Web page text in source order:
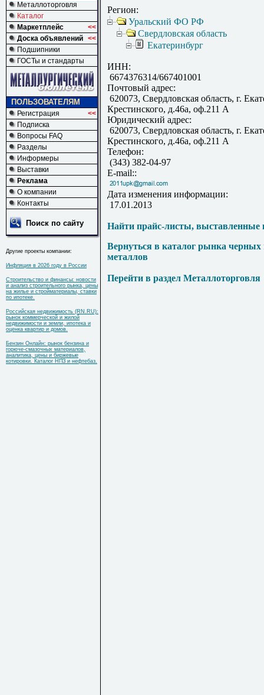
Металлоторговля
Каталог
Маркетплейс
<<
Доска объявлений <<
Подшипники
ГОСТы и стандарты
ПОЛЬЗОВАТЕЛЯМ
Регистрация
<<
Подписка
Вопросы FAQ
Разделы
Информеры
Выставки
Реклама
О компании
Контакты
Поиск по сайту
Другие проекты компании:
Инфляция в 2026 году в России
Строительство и финансы: новости
и анализ строительного рынка, цены
на жилье и стройматериалы, ставки
по ипотеке.
Российская недвижимость (RN.RU):
рынок коммерческой и жилой
недвижимости и земли, ипотека и
оценка квартир и домов.
Бензин Онлайн: рынок бензина и
горюче-смазочных материалов,
аналитика, цены и биржевые
котировки. Каталог НПЗ и нефтебаз.
Регион:
Уральский ФО РФ
Свердловская область
Екатеринбург
ИНН:
6674376314/667401001
Почтовый адрес:
620073, Свердловская область, г.
Крестинского, д.46а, оф.211 А
Юридический адрес:
620073, Свердловская область, г.
Крестинского, д.46а, оф.211 А
Телефон:
(343) 382-04-97
E-mail::
Дата изменения информации:
17.01.2013
Найти прайс-листы, выставленные
Вернуться в каталог рынка
металлов
Перейти в раздел Металлоторговля